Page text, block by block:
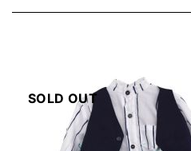
SOLD OUT